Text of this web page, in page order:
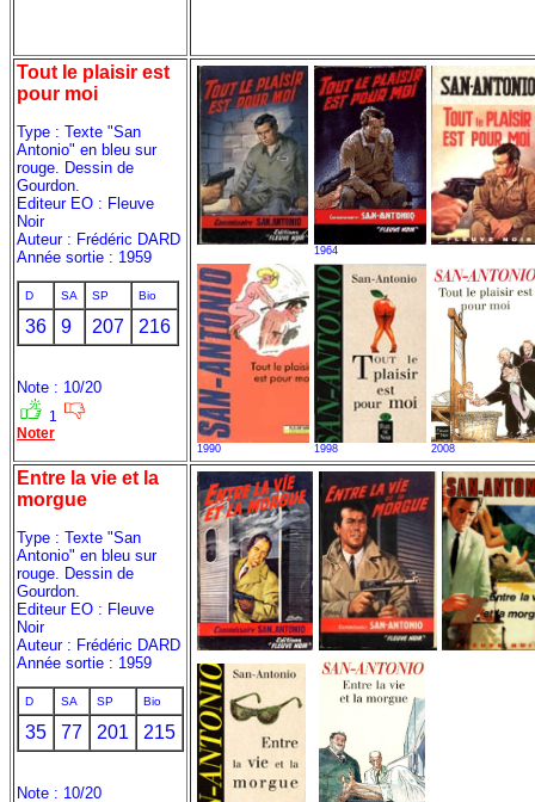
Tout le plaisir est
pour moi
Type : Texte "San
Antonio" en bleu sur
rouge. Dessin de
Gourdon.
Editeur EO : Fleuve
Noir
Auteur : Frédéric DARD
Année sortie : 1959
D SA SP Bio
36 9 207 216
Note : 10/20
1
Noter
1964
1990 1998 2008
Entre la vie et la
morgue
Type : Texte "San
Antonio" en bleu sur
rouge. Dessin de
Gourdon.
Editeur EO : Fleuve
Noir
Auteur : Frédéric DARD
Année sortie : 1959
D SA SP Bio
35 77 201 215
Note : 10/20